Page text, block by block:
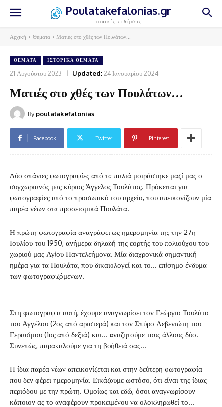
Poulatakefalonias.gr
τοπικές ειδήσεις
Αρχική Θέματα Ματιές στο χθές των Πουλάτων...
ΘΈΜΑΤΑ ΙΣΤΟΡΙΚΆ ΘΈΜΑΤΑ
21 Αυγούστου 2023 Updated:24 Ιανουαρίου 2024
Ματιές στο χθές των Πουλάτων…
By poulatakefalonias
Facebook Twitter Pinterest
Δύο σπάνιες φωτογραφίες από τα παλιά μοιράστηκε μαζί μας ο
συγχωριανός μας κύριος Άγγελος Τουλάτος. Πρόκειται για
φωτογραφίες από το προσωπικό του αρχείο, που απεικονίζουν μία
παρέα νέων στα προσεισμικά Πουλάτα.
Η πρώτη φωτογραφία αναγράφει ως ημερομηνία της την 27η
Ιουλίου του 1950, ανήμερα δηλαδή της εορτής του πολιούχου του
χωριού μας Αγίου Παντελεήμονα. Μία διαχρονικά σημαντική
ημέρα για τα Πουλάτα, που δικαιολογεί και το… επίσημο ένδυμα
των φωτογραφιζόμενων.
Στη φωτογραφία αυτή, έχουμε αναγνωρίσει τον Γεώργιο Τουλάτο
του Αγγέλου (2ος από αριστερά) και τον Σπύρο Λεβενιώτη του
Γερασίμου (1ος από δεξιά) και… αναζητούμε τους άλλους δύο.
Συνεπώς, παρακαλούμε για τη βοήθειά σας…
Η ίδια παρέα νέων απεικονίζεται και στην δεύτερη φωτογραφία
που δεν φέρει ημερομηνία. Εικάζουμε ωστόσο, ότι είναι της ίδιας
περιόδου με την πρώτη. Ομοίως και εδώ, όσοι αναγνωρίσουν
κάποιον ας το αναφέρουν προκειμένου να ολοκληρωθεί το…